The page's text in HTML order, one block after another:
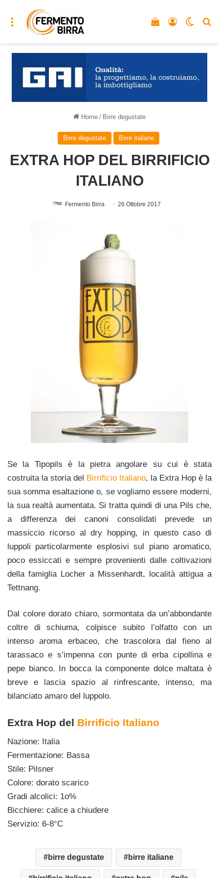
Menu Accedi
Vedi il carrello
Home / Birre degustate
Birre degustate Birre italiane
EXTRA HOP DEL BIRRIFICIO
ITALIANO
Fermento Birra 26 Ottobre 2017
Se la Tipopils è la pietra angolare su cui è stata
costruita la storia del
Birrificio Italiano, la Extra Hop è la
sua somma esaltazione o, se vogliamo essere moderni,
la sua realtà aumentata. Si tratta quindi di una Pils che,
a differenza dei canoni consolidati prevede un
massiccio ricorso al dry hopping, in questo caso di
luppoli particolarmente esplosivi sul piano aromatico,
poco essiccati e sempre provenienti dalle coltivazioni
della famiglia Locher a Missenhardt, località attigua a
Tettnang.
Dal colore dorato chiaro, sormontata da un’abbondante
coltre di schiuma, colpisce subito l’olfatto con un
intenso aroma erbaceo, che trascolora dal fieno al
tarassaco e s’impenna con punte di erba cipollina e
pepe bianco. In bocca la componente dolce maltata è
breve e lascia spazio al rinfrescante, intenso, ma
bilanciato amaro del luppolo.
Extra Hop del Birrificio Italiano
Nazione: Italia
Fermentazione: Bassa
Stile: Pilsner
Colore: dorato scarico
Gradi alcolici: 1o%
Bicchiere: calice a chiudere
Servizio: 6-8°C
birre degustate birre italiane